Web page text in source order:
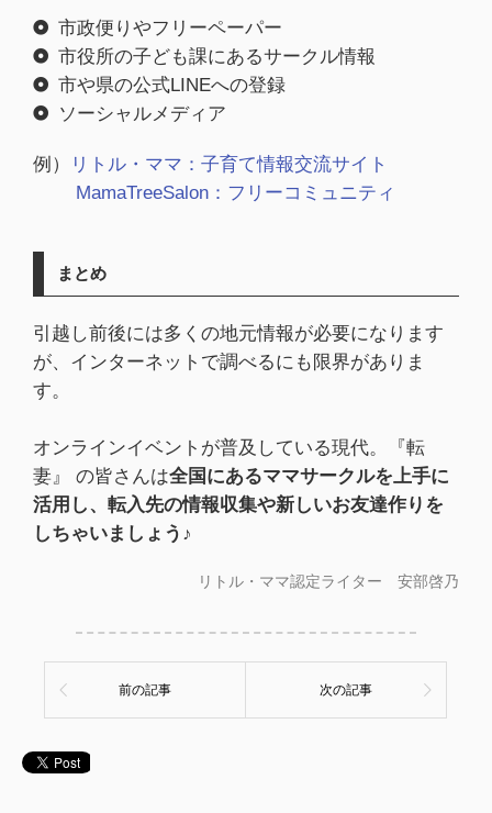
市政便りやフリーペーパー
市役所の子ども課にあるサークル情報
市や県の公式LINEへの登録
ソーシャルメディア
例）
リトル・ママ：子育て情報交流サイト
MamaTreeSalon：フリーコミュニティ
まとめ
引越し前後には多くの地元情報が必要になります
が、インターネットで調べるにも限界がありま
す。
オンラインイベントが普及している現代。『転
妻』 の皆さんは全国にあるママサークルを上手に
活用し、転入先の情報収集や新しいお友達作りを
しちゃいましょう♪
リトル・ママ認定ライター 安部啓乃
前の記事 次の記事